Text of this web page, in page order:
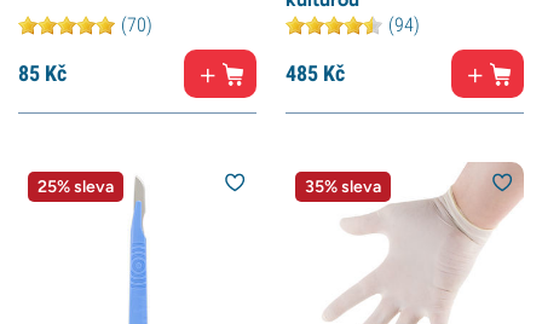
(70)
85 Kč
(94)
485 Kč
25% sleva 35% sleva